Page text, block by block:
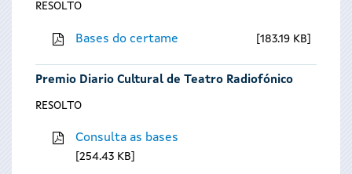
RESOLTO
Bases do certame 183.19 KB
Premio Diario Cultural de Teatro Radiofónico
RESOLTO
Consulta as bases
254.43 KB